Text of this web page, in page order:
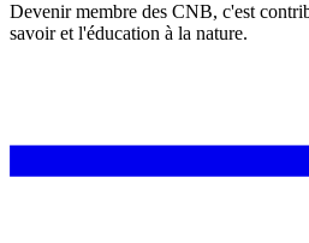
Devenir membre des CNB, c'est
savoir et l'éducation à la nature.